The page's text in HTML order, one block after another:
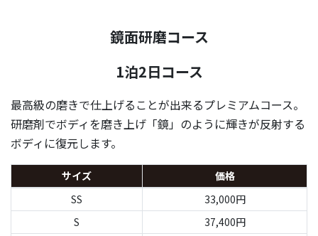
鏡面研磨コース
1泊2日コース
最高級の磨きで仕上げることが出来るプレミアムコース。
研磨剤でボディを磨き上げ「鏡」のように輝きが反射する
ボディに復元します。
サイズ
価格
SS
33,000円
S
37,400円